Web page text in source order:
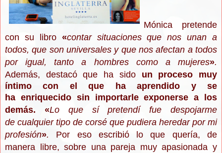
Mónica pretende
con su libro «contar situaciones que nos unan a
todos, que son universales y que nos afectan a todos
por igual, tanto a hombres como a mujeres».
Además, destacó que ha sido un proceso muy
íntimo con el que ha aprendido y se
ha enriquecido sin importarle exponerse a los
demás.
«Lo que sí pretendí fue despojarme
de cualquier tipo de corsé que pudiera heredar por mi
profesión». Por eso escribió lo que quería, de
manera libre, sobre una pareja muy apasionada y